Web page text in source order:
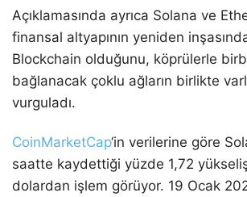
Açıklamasında ayrıca Solana ve
finansal altyapının yeniden
Blockchain olduğunu, köprülerle
bağlanacak çoklu ağların birlikte
vurguladı.
CoinMarketCap‘in verilerine göre
saatte kaydettiği yüzde 1,72
dolardan işlem görüyor. 19 Ocak